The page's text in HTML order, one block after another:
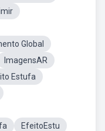
Global
ImagensAR
Estufa
EfeitoEstu